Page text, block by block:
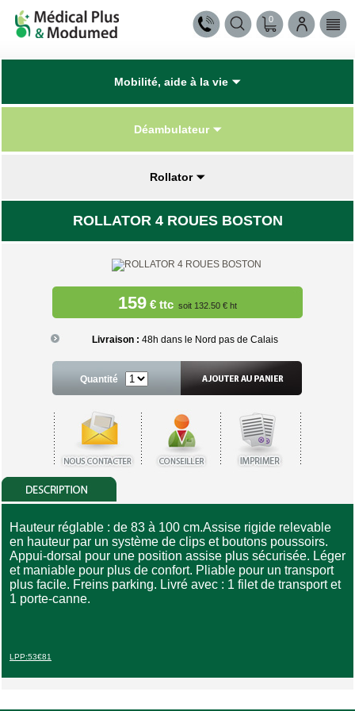
0
Mobilité, aide à la vie
Déambulateur
Rollator
ROLLATOR 4 ROUES BOSTON
159 € ttc soit 132.50 € ht
Livraison : 48h dans le Nord pas de Calais
Quantité
Hauteur réglable : de 83 à 100 cm.Assise rigide relevable
en hauteur par un système de clips et boutons poussoirs.
Appui-dorsal pour une position assise plus sécurisée. Léger
et maniable pour plus de confort. Pliable pour un transport
plus facile. Freins parking. Livré avec : 1 filet de transport et
1 porte-canne.
LPP:53€81